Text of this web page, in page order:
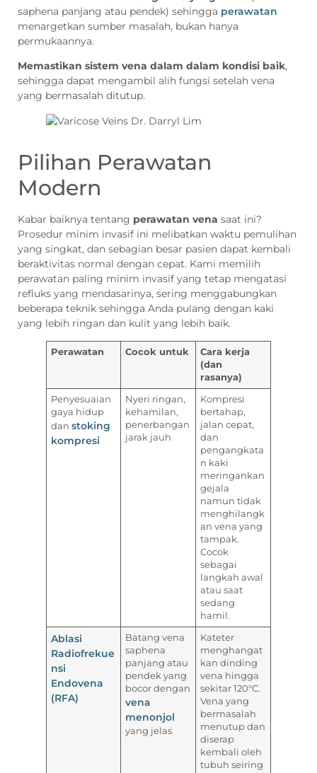
saphena panjang atau pendek) sehingga perawatan
menargetkan sumber masalah, bukan hanya
permukaannya.
Memastikan sistem vena dalam dalam kondisi baik,
sehingga dapat mengambil alih fungsi setelah vena
yang bermasalah ditutup.
Pilihan Perawatan
Modern
Kabar baiknya tentang perawatan vena saat ini?
Prosedur minim invasif ini melibatkan waktu pemulihan
yang singkat, dan sebagian besar pasien dapat kembali
beraktivitas normal dengan cepat. Kami memilih
perawatan paling minim invasif yang tetap mengatasi
refluks yang mendasarinya, sering menggabungkan
beberapa teknik sehingga Anda pulang dengan kaki
yang lebih ringan dan kulit yang lebih baik.
Perawatan Cocok untuk
Cara kerja
(dan
rasanya)
Penyesuaian
gaya hidup
danstoking
kompresi
Nyeri ringan,
kehamilan,
penerbangan
jarak jauh
Kompresi
bertahap,
jalan cepat,
dan
pengangkata
n kaki
meringankan
gejala
namun tidak
menghilangk
an vena yang
tampak.
Cocok
sebagai
langkah awal
atau saat
sedang
hamil.
Ablasi
Radiofrekue
nsi
Endovena
(RFA)
Batang vena
saphena
panjang atau
pendek yang
bocor dengan
vena
menonjol
yang jelas
Kateter
menghangat
kan dinding
vena hingga
sekitar 120°C.
Vena yang
bermasalah
menutup dan
diserap
kembali oleh
tubuh seiring